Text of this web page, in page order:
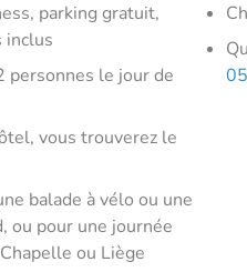
parking gratuit,
inclus
personnes le jour de
vous trouverez le
balade à vélo ou une
ou pour une journée
ou Liège
05